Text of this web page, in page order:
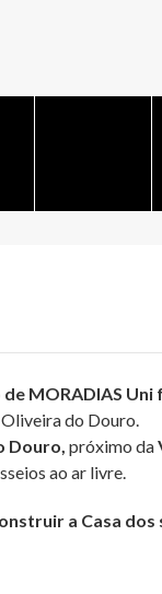
MORADIAS Uni
do Douro.
Douro, próximo da
ao ar livre.
a Casa dos